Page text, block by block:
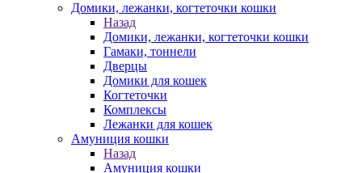
Домики, лежанки, когтеточки кошки
Назад
Домики, лежанки, когтеточки кошки
Гамаки, тоннели
Дверцы
Домики для кошек
Когтеточки
Комплексы
Лежанки для кошек
Амуниция кошки
Назад
Амуниция кошки